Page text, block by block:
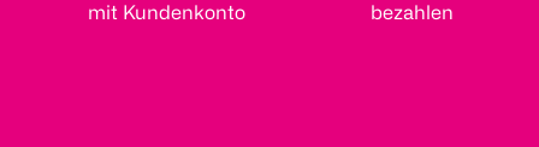
mit Kundenkonto
bezahlen